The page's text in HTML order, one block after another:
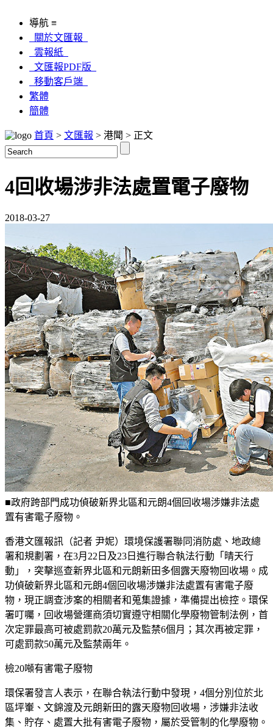
導航 ≡
關於文匯報
雲報紙
文匯報PDF版
移動客戶端
繁體
簡體
首頁 > 文匯報 > 港聞 > 正文
4回收場涉非法處置電子廢物
2018-03-27
■政府跨部門成功偵破新界北區和元朗4個回收場涉嫌非法處
置有害電子廢物。
香港文匯報訊（記者 尹妮）環境保護署聯同消防處、地政總
署和規劃署，在3月22日及23日進行聯合執法行動「晴天行
動」，突擊巡查新界北區和元朗新田多個露天廢物回收場。成
功偵破新界北區和元朗4個回收場涉嫌非法處置有害電子廢
物，現正調查涉案的相關者和蒐集證據，準備提出檢控。環保
署叮囑，回收場營運商須切實遵守相關化學廢物管制法例，首
次定罪最高可被處罰款20萬元及監禁6個月；其次再被定罪，
可處罰款50萬元及監禁兩年。
檢20噸有害電子廢物
環保署發言人表示，在聯合執法行動中發現，4個分別位於北
區坪輋、文錦渡及元朗新田的露天廢物回收場，涉嫌非法收
集、貯存、處置大批有害電子廢物，屬於受管制的化學廢物。